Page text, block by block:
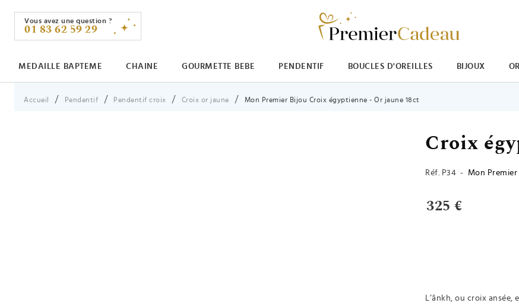
Vous avez une question ?
01 83 62 59 29
MEDAILLE BAPTEME CHAINE GOURMETTE BEBE PENDENTIF BOUCLES D'OREILLES BIJOUX
Vous êtes ici :
Accueil Pendentif Pendentif croix Croix or jaune Mon Premier Bijou Croix égyptienne - Or jaune 18ct
Croix
Réf. P34 - Mon Premier
325 €
L’ânkh, ou croix